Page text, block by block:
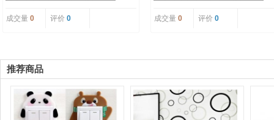
成交量 0 评价 0 成交量 0 评价 0
推荐商品